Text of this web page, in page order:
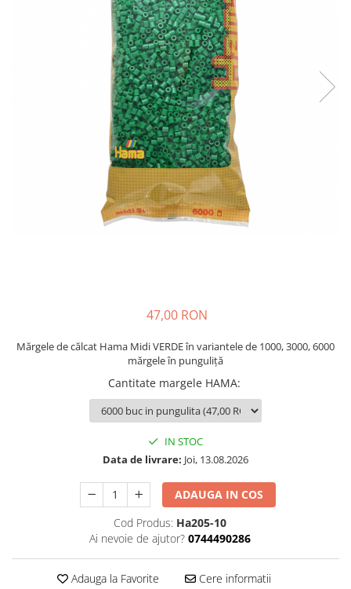
Biciclete si Triciclete
Biciclete Viking Challange
Biciclete Viking Explorer
Camere Senzoriale
Instrumente muzicale
Dezvoltare cognitiva
Jocuri matematice
Dezvoltare psihomotrica
Dezvoltare proprioceptiva
Dezvoltare vestibulara
Mingi terapeutice
47,00 RON
Mărgele de călcat Hama Midi VERDE în variantele de 1000, 3000, 6000
mărgele în punguliță
Cantitate margele HAMA:
IN STOC
Data de livrare: Joi, 13.08.2026
ADAUGA IN COS
Cod Produs: Ha205-10
Ai nevoie de ajutor? 0744490286
Adauga la Favorite Cere informatii